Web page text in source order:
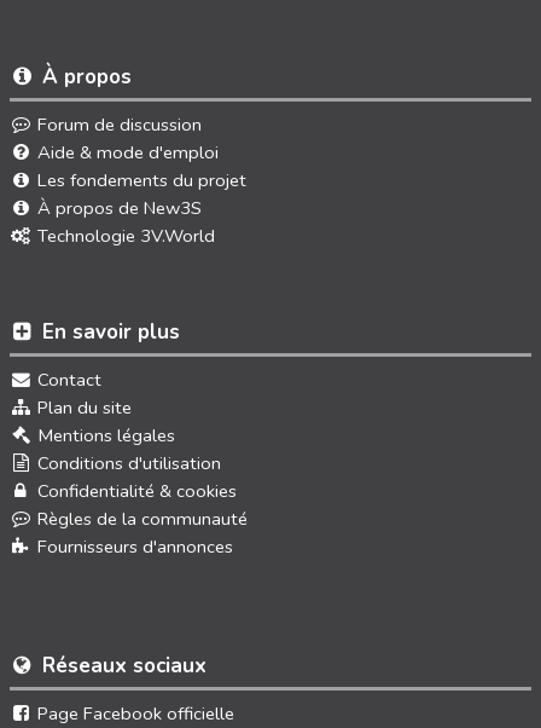
Réseaux sociaux
Page Facebook officielle
En savoir plus
Contact
Plan du site
Mentions légales
Conditions d'utilisation
Confidentialité & cookies
Règles de la communauté
Fournisseurs d'annonces
À propos
Forum de discussion
Aide & mode d'emploi
Les fondements du projet
À propos de New3S
Technologie 3V.World